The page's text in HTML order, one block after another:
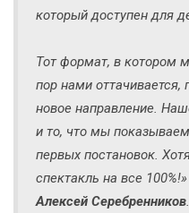
который доступен для
Тот формат, в котором
пор нами оттачивается,
новое направление.
и то, что мы
первых постановок.
спектакль на все
Алексей Серебренников.